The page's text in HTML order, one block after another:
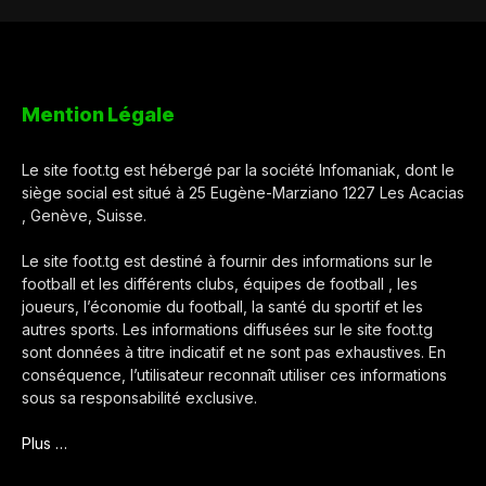
Mention Légale
Le site foot.tg est hébergé par la société Infomaniak, dont le
siège social est situé à 25 Eugène-Marziano 1227 Les Acacias
, Genève, Suisse.
Le site foot.tg est destiné à fournir des informations sur le
football et les différents clubs, équipes de football , les
joueurs, l’économie du football, la santé du sportif et les
autres sports. Les informations diffusées sur le site foot.tg
sont données à titre indicatif et ne sont pas exhaustives. En
conséquence, l’utilisateur reconnaît utiliser ces informations
sous sa responsabilité exclusive.
Plus …